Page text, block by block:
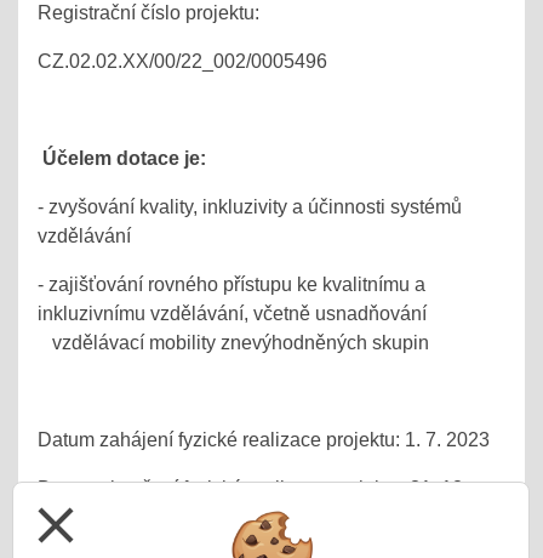
Registrační číslo projektu:
CZ.02.02.XX/00/22_002/0005496
Účelem dotace je:
- zvyšování kvality, inkluzivity a účinnosti systémů
vzdělávání
- zajišťování rovného přístupu ke kvalitnímu a
inkluzivnímu vzdělávání, včetně usnadňování
vzdělávací mobility znevýhodněných skupin
Datum zahájení fyzické realizace projektu: 1. 7. 2023
Datum ukončení fyzické realizace projektu: 31. 12.
2025
close